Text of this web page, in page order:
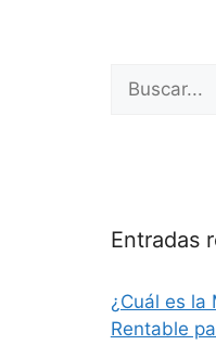
Entradas
¿Cuál es la
Rentable